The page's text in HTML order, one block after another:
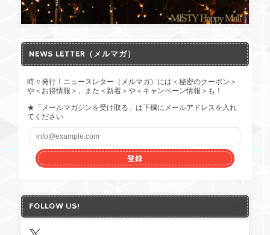
NEWS LETTER（メルマガ）
時々発行！ニュースレター（メルマガ）には＜秘密のクーポン＞
や＜お得情報＞、また＜新着＞や＜キャンペーン情報＞も！
★「メールマガジンを受け取る」は下欄にメールアドレスを入れ
てください
登録
FOLLOW US!